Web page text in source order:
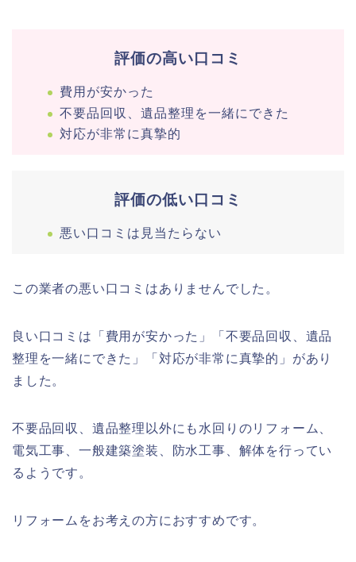
評価の高い口コミ
費用が安かった
不要品回収、遺品整理を一緒にできた
対応が非常に真摯的
評価の低い口コミ
悪い口コミは見当たらない
この業者の悪い口コミはありませんでした。
良い口コミは「費用が安かった」「不要品回収、遺品
整理を一緒にできた」「対応が非常に真摯的」があり
ました。
不要品回収、遺品整理以外にも水回りのリフォーム、
電気工事、一般建築塗装、防水工事、解体を行ってい
るようです。
リフォームをお考えの方におすすめです。